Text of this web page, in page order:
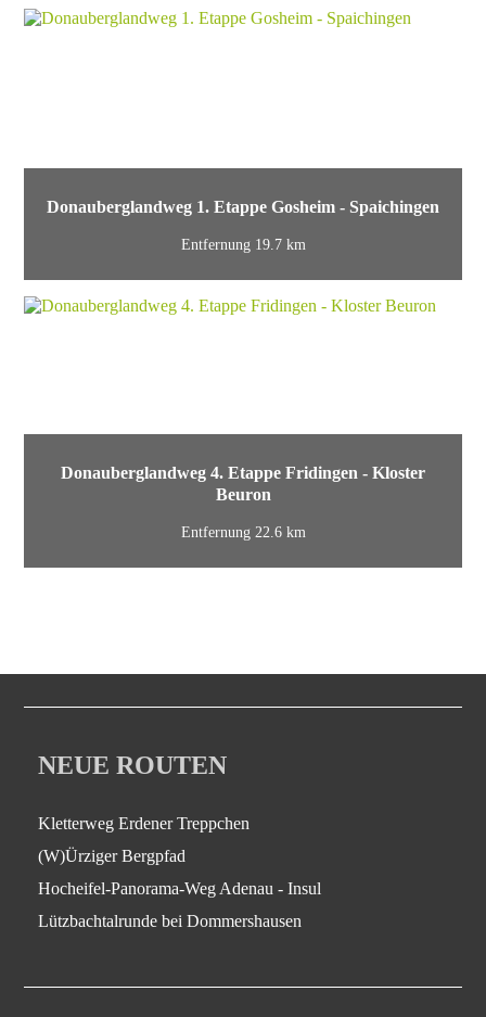
Donauberglandweg 1. Etappe Gosheim - Spaichingen
Entfernung 19.7 km
Donauberglandweg 4. Etappe Fridingen - Kloster
Beuron
Entfernung 22.6 km
NEUE ROUTEN
Kletterweg Erdener Treppchen
(W)Ürziger Bergpfad
Hocheifel-Panorama-Weg Adenau - Insul
Lützbachtalrunde bei Dommershausen